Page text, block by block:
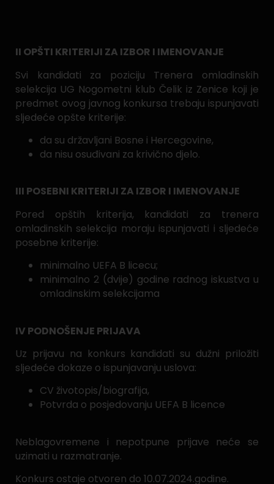
II OPŠTI KRITERIJI ZA IZBOR I IMENOVANJE
Svi kandidati za poziciju Trenera omladinskih
selekcija UG Nogometni klub Čelik iz Zenice koji je
predmet ovog javnog konkursa trebaju ispunjavati
sljedeće opšte kriterije:
da su državljani Bosne i Hercegovine,
da nisu osuđivani za krivično djelo.
III POSEBNI KRITERIJI ZA IZBOR I IMENOVANJE
Pored opštih kriterija, kandidati za trenera
omladinskih selekcija moraju ispunjavati i sljedeće
posebne kriterije:
minimalno UEFA B licecu;
minimalno 2 (dvije) godine radnog iskustva u
omladinskim selekcijama
IV PODNOŠENJE PRIJAVA
Uz prijavu na konkurs kandidati su dužni priložiti
sljedeće dokaze o ispunjavanju uslova:
CV životopis/biografija,
Potvrda o posjedovanju UEFA B licence
Neblagovremene i nepotpune prijave neće se
uzimati u razmatranje.
Konkurs ostaje otvoren do 10.07.2024.godine.